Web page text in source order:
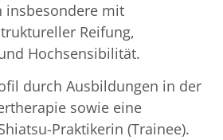
insbesondere mit
Reifung,
Hochsensibilität.
durch Ausbildungen in der
sowie eine
Praktikerin (Trainee).